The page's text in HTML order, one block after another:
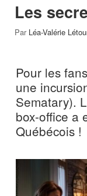
Les
Par Léa-Valérie
Pour les
une
Sematary).
box-office a
Québécois !